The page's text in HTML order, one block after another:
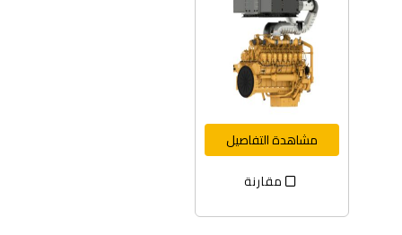
مشاهدة التفاصيل
مقارنة